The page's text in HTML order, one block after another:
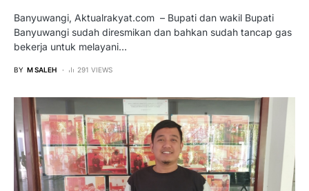
Banyuwangi, Aktualrakyat.com – Bupati dan wakil Bupati
Banyuwangi sudah diresmikan dan bahkan sudah tancap gas
bekerja untuk melayani…
BY M SALEH 291 VIEWS